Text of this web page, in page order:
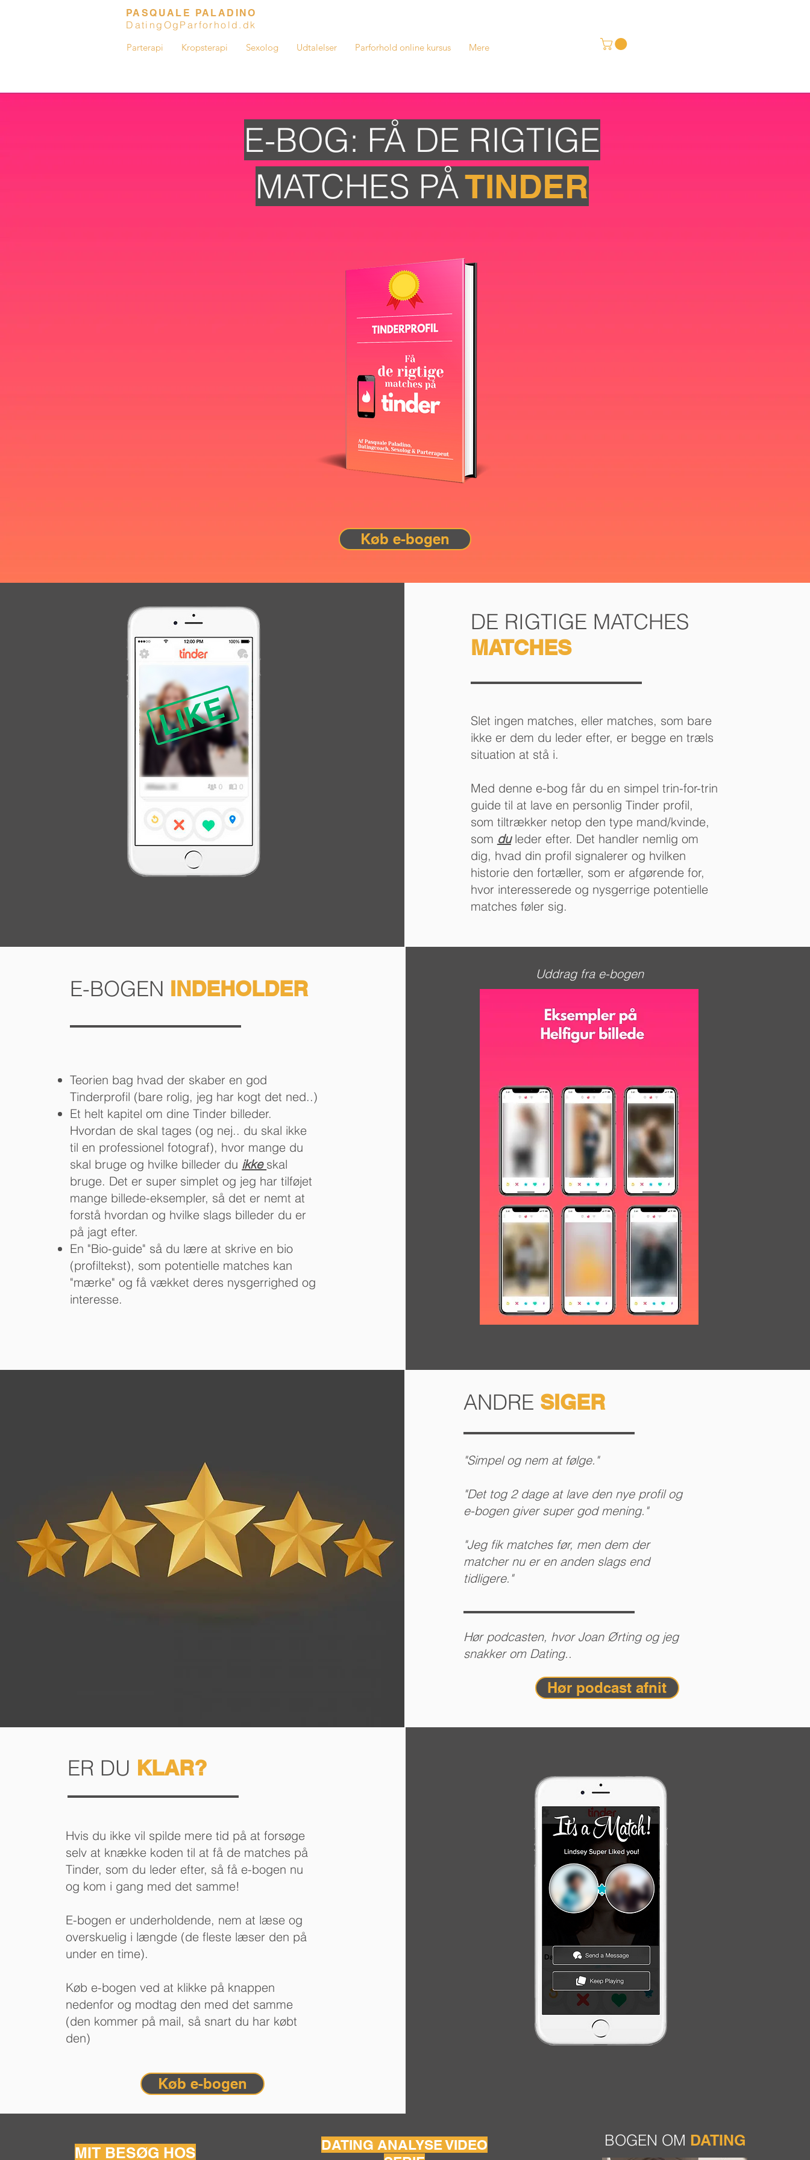
PASQUALE PALADINO
DatingOgParforhold.dk
Parterapi Kropsterapi Sexolog Udtalelser Parforhold online kursus Mere
E-BOG: FÅ DE RIGTIGE
MATCHES PÅTINDER
Køb e-bogen
DE RIGTIGE MATCHES
MATCHES
Slet ingen matches, eller matches, som bare
ikke er dem du leder efter, er begge en træls
situation at stå i.
Med denne e-bog får du en simpel trin-for-trin
guide til at lave en personlig Tinder profil,
som tiltrækker netop den type mand/kvinde,
som du leder efter. Det handler nemlig om
dig, hvad din profil signalerer og hvilken
historie den fortæller, som er afgørende for,
hvor interesserede og nysgerrige potentielle
matches føler sig.
E-BOGEN INDEHOLDER
Teorien bag hvad der skaber en god
Tinderprofil (bare rolig, jeg har kogt det ned..)​
Et helt kapitel om dine Tinder billeder.
Hvordan de skal tages (og nej.. du skal ikke
til en professionel fotograf), hvor mange du
skal bruge og hvilke billeder du ikke skal
bruge. Det er super simplet og jeg har tilføjet
mange billede-eksempler, så det er nemt at
forstå hvordan og hvilke slags billeder du er
på jagt efter.
En "Bio-guide" så du lære at skrive en bio
(profiltekst), som potentielle matches kan
"mærke" og få vækket deres nysgerrighed og
interesse.
Uddrag fra e-bogen
ANDRE SIGER
"Simpel og nem at følge."
"Det tog 2 dage at lave den nye profil og
e-bogen giver super god mening."
"Jeg fik matches før, men dem der
matcher nu er en anden slags end
tidligere."
Hør podcasten, hvor Joan Ørting og jeg
snakker om Dating..
Hør podcast afnit
ER DU KLAR?
Hvis du ikke vil spilde mere tid på at forsøge
selv at knække koden til at få de matches på
Tinder, som du leder efter, så få e-bogen nu
og kom i gang med det samme!
E-bogen er underholdende, nem at læse og
overskuelig i længde (de fleste læser den på
under en time).
Køb e-bogen ved at klikke på knappen
nedenfor og modtag den med det samme
(den kommer på mail, så snart du har købt
den)
Køb e-bogen
MIT BESØG HOS
DATING ANALYSE VIDEO
BOGEN OM DATING